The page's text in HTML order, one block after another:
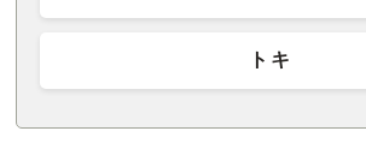
トキ